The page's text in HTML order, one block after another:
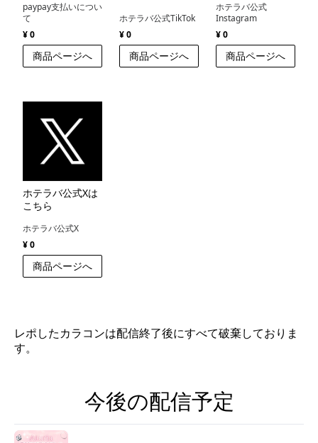
paypay支払いについ
て
¥ 0
商品ページへ
ホテラバ公式TikTok
¥ 0
商品ページへ
ホテラバ公式
Instagram
¥ 0
商品ページへ
ホテラバ公式Xは
こちら
ホテラバ公式X
¥ 0
商品ページへ
レポしたカラコンは配信終了後にすべて破棄しておりま
す。
今後の配信予定